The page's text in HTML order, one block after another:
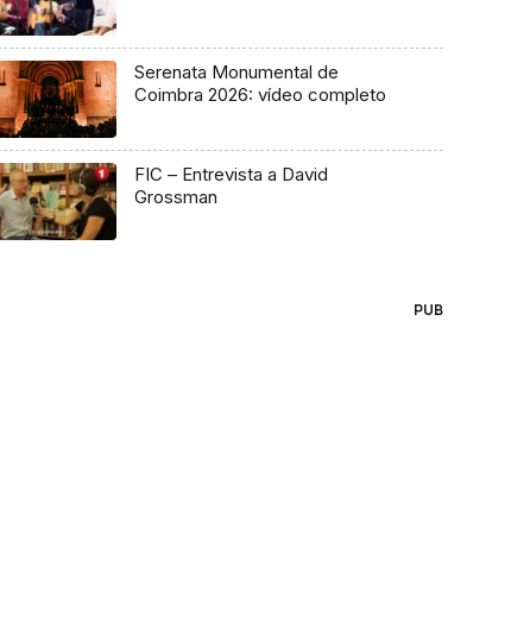
Serenata Monumental de
Coimbra 2026: vídeo completo
FIC – Entrevista a David
Grossman
PUB